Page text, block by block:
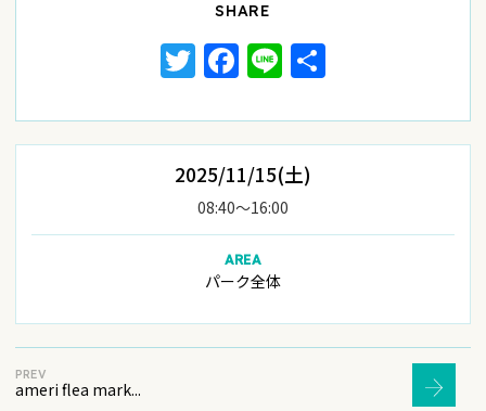
SHARE
Twitter
Facebook
Line
2025/11/15(土)
08:40〜16:00
AREA
パーク全体
PREV
ameri flea mark...